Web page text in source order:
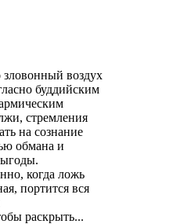
зловонный воздух
буддийским
стремления
на сознание
обмана и
когда ложь
портится вся
раскрыть...